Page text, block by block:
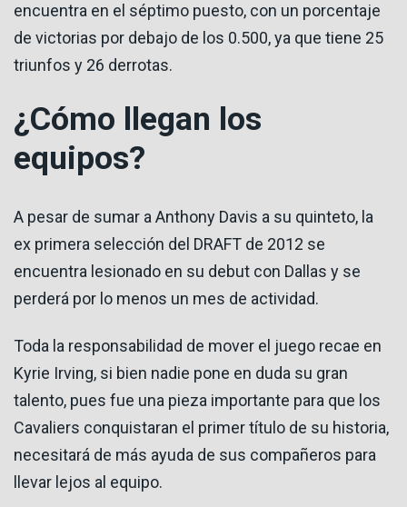
encuentra en el séptimo puesto, con un porcentaje
de victorias por debajo de los 0.500, ya que tiene 25
triunfos y 26 derrotas.
¿Cómo llegan los
equipos?
A pesar de sumar a Anthony Davis a su quinteto, la
ex primera selección del DRAFT de 2012 se
encuentra lesionado en su debut con Dallas y se
perderá por lo menos un mes de actividad.
Toda la responsabilidad de mover el juego recae en
Kyrie Irving, si bien nadie pone en duda su gran
talento, pues fue una pieza importante para que los
Cavaliers conquistaran el primer título de su historia,
necesitará de más ayuda de sus compañeros para
llevar lejos al equipo.